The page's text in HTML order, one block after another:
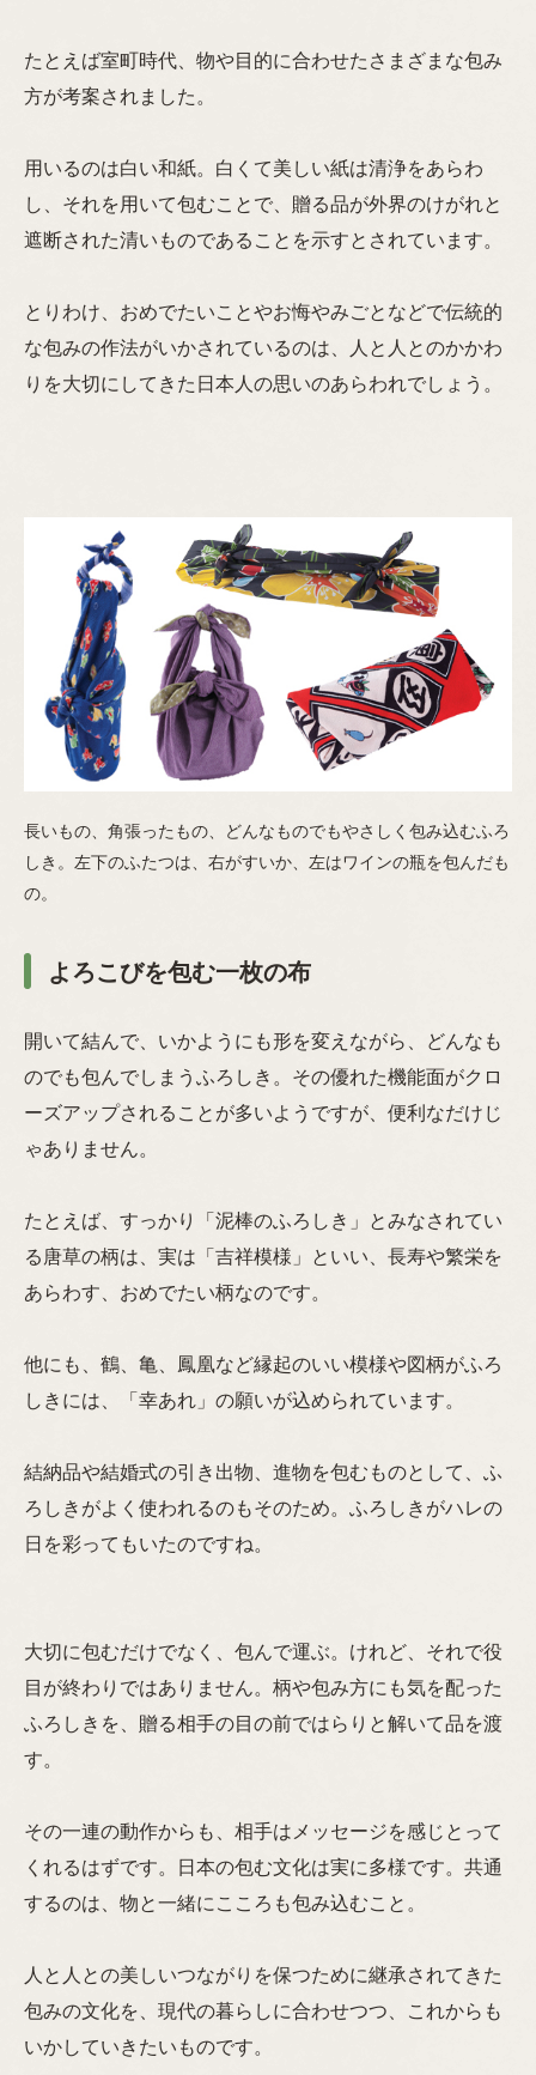
たとえば室町時代、物や目的に合わせたさまざまな包み
方が考案されました。
用いるのは白い和紙。白くて美しい紙は清浄をあらわ
し、それを用いて包むことで、贈る品が外界のけがれと
遮断された清いものであることを示すとされています。
とりわけ、おめでたいことやお悔やみごとなどで伝統的
な包みの作法がいかされているのは、人と人とのかかわ
りを大切にしてきた日本人の思いのあらわれでしょう。
長いもの、角張ったもの、どんなものでもやさしく包み込むふろ
しき。左下のふたつは、右がすいか、左はワインの瓶を包んだも
の。
よろこびを包む一枚の布
開いて結んで、いかようにも形を変えながら、どんなも
のでも包んでしまうふろしき。その優れた機能面がクロ
ーズアップされることが多いようですが、便利なだけじ
ゃありません。
たとえば、すっかり「泥棒のふろしき」とみなされてい
る唐草の柄は、実は「吉祥模様」といい、長寿や繁栄を
あらわす、おめでたい柄なのです。
他にも、鶴、亀、鳳凰など縁起のいい模様や図柄がふろ
しきには、「幸あれ」の願いが込められています。
結納品や結婚式の引き出物、進物を包むものとして、ふ
ろしきがよく使われるのもそのため。ふろしきがハレの
日を彩ってもいたのですね。
大切に包むだけでなく、包んで運ぶ。けれど、それで役
目が終わりではありません。柄や包み方にも気を配った
ふろしきを、贈る相手の目の前ではらりと解いて品を渡
す。
その一連の動作からも、相手はメッセージを感じとって
くれるはずです。日本の包む文化は実に多様です。共通
するのは、物と一緒にこころも包み込むこと。
人と人との美しいつながりを保つために継承されてきた
包みの文化を、現代の暮らしに合わせつつ、これからも
いかしていきたいものです。